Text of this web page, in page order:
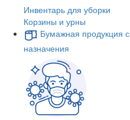
Инвентарь для уборки
Корзины и урны
Бумажная продукция
назначения